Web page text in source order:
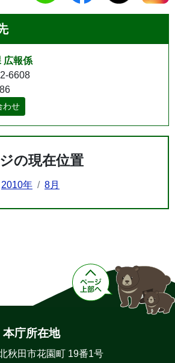
広報係
6608
わせ
の現在位置
2010年 8月
庁所在地
秋田市花園町 19番1号